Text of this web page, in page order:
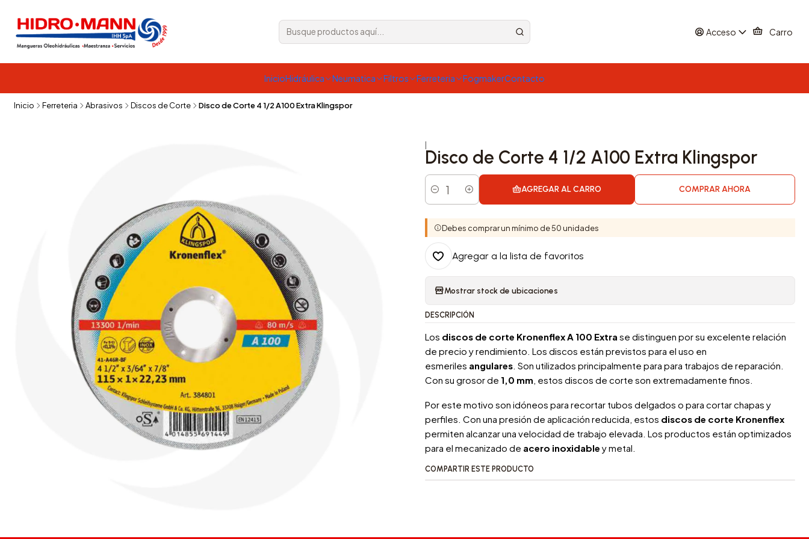
Acceso Carro
InicioHidráulica Neumatica Filtros Ferreteria FogmakerContacto
Inicio Ferreteria Abrasivos Discos de Corte Disco de Corte 4 1/2 A100 Extra Klingspor
|
Disco de Corte 4 1/2 A100 Extra Klingspor
Cantidad
AGREGAR AL CARRO COMPRAR AHORA
Debes comprar un mínimo de 50 unidades
Agregar a la lista de favoritos
Mostrar stock de ubicaciones
DESCRIPCIÓN
Los discos de corte Kronenflex A 100 Extra se distinguen por su excelente relación
de precio y rendimiento. Los discos están previstos para el uso en
esmeriles angulares. Son utilizados principalmente para para trabajos de reparación.
Con su grosor de 1,0 mm, estos discos de corte son extremadamente finos.
Por este motivo son idóneos para recortar tubos delgados o para cortar chapas y
perfiles. Con una presión de aplicación reducida, estos discos de corte Kronenflex
permiten alcanzar una velocidad de trabajo elevada. Los productos están optimizados
para el mecanizado de acero inoxidable y metal.
COMPARTIR ESTE PRODUCTO